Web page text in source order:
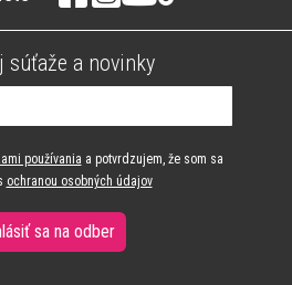
súťaže a novinky
používania a potvrdzujem, že som sa
ochranou osobných údajov
sa na odber